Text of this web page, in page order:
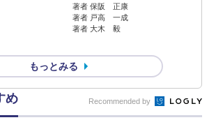
著者 保阪 正康
著者 戸高 一成
著者 大木 毅
もっとみる
め Recommended by